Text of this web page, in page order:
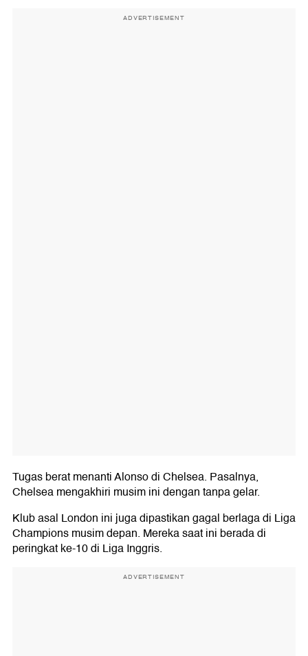
ADVERTISEMENT
Tugas berat menanti Alonso di Chelsea. Pasalnya,
Chelsea mengakhiri musim ini dengan tanpa gelar.
Klub asal London ini juga dipastikan gagal berlaga di Liga
Champions musim depan. Mereka saat ini berada di
peringkat ke-10 di Liga Inggris.
ADVERTISEMENT